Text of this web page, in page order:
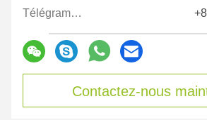
Télégramme:
Contactez-nous